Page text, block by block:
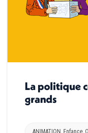
La politique
grands
ANIMATION , Enfance,